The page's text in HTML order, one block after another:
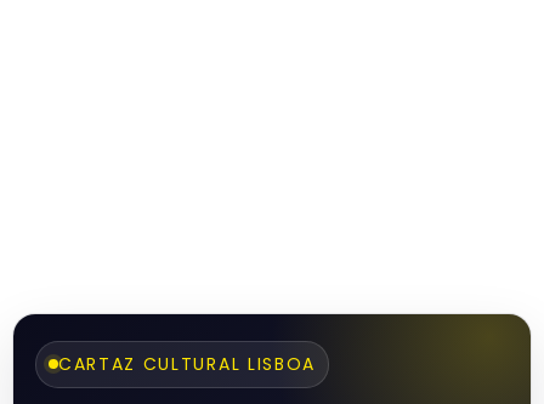
CARTAZ CULTURAL LISBOA